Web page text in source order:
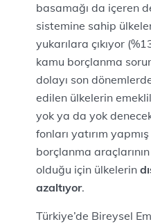
basamağı da içeren
sistemine sahip
yukarılara çıkıyor
kamu borçlanma
dolayı son
edilen ülkelerin
yok ya da yok
fonları yatırım
borçlanma
olduğu için ülkelerin
azaltıyor.
Türkiye’de Bireysel